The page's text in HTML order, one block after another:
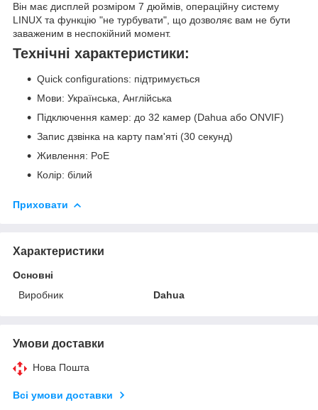
Він має дисплей розміром 7 дюймів, операційну систему
LINUX та функцію "не турбувати", що дозволяє вам не бути
заваженим в неспокійний момент.
Технічні характеристики:
Quick configurations: підтримується
Мови: Українська, Англійська
Підключення камер: до 32 камер (Dahua або ONVIF)
Запис дзвінка на карту пам'яті (30 секунд)
Живлення: PoE
Колір: білий
Приховати
Характеристики
Основні
Виробник
Dahua
Умови доставки
Нова Пошта
Всі умови доставки